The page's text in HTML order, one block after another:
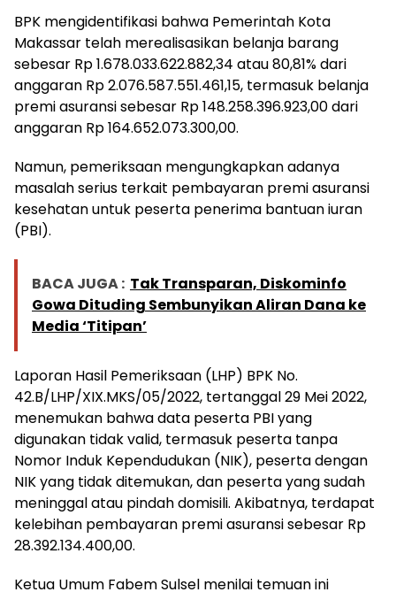
BPK mengidentifikasi bahwa Pemerintah Kota
Makassar telah merealisasikan belanja barang
sebesar Rp 1.678.033.622.882,34 atau 80,81% dari
anggaran Rp 2.076.587.551.461,15, termasuk belanja
premi asuransi sebesar Rp 148.258.396.923,00 dari
anggaran Rp 164.652.073.300,00.
Namun, pemeriksaan mengungkapkan adanya
masalah serius terkait pembayaran premi asuransi
kesehatan untuk peserta penerima bantuan iuran
(PBI).
BACA JUGA : Tak Transparan, Diskominfo
Gowa Dituding Sembunyikan Aliran Dana ke
Media ‘Titipan’
Laporan Hasil Pemeriksaan (LHP) BPK No.
42.B/LHP/XIX.MKS/05/2022, tertanggal 29 Mei 2022,
menemukan bahwa data peserta PBI yang
digunakan tidak valid, termasuk peserta tanpa
Nomor Induk Kependudukan (NIK), peserta dengan
NIK yang tidak ditemukan, dan peserta yang sudah
meninggal atau pindah domisili. Akibatnya, terdapat
kelebihan pembayaran premi asuransi sebesar Rp
28.392.134.400,00.
Ketua Umum Fabem Sulsel menilai temuan ini